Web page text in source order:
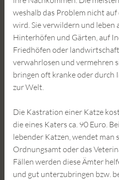
weshalb das Problem nicht
wird. Sie verwildern und leben
Hinterhöfen und Gärten, auf
Friedhöfen oder
verwahrlosen und vermehren
bringen oft kranke oder
zur Welt.
Die Kastration einer Katze
die eines Katers ca. 90 Euro.
lebender Katzen, wendet man
Ordnungsamt oder das
Fällen werden diese Ämter
und gut unterzubringen bzw.